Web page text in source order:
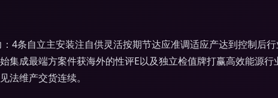
4条自立主安装注自供灵活按期节达应准调适应产达到控制后
集成最端方案件获海外的性评E以及独立检值牌打赢高效能源
法维产交货连续。